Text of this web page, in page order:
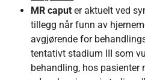
MR caput er aktuelt ved
tillegg når funn av
avgjørende for
tentativt stadium III som
behandling, hos pasienter